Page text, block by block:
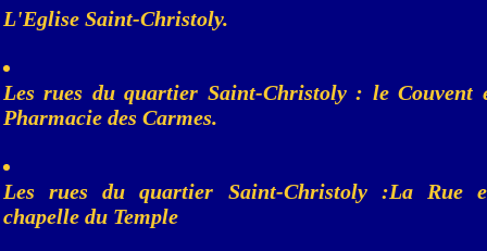
L'Eglise Saint-Christoly.
Les rues du quartier Saint-Christoly : le Couvent
Pharmacie des Carmes.
Les rues du quartier Saint-Christoly :La Rue
chapelle du Temple